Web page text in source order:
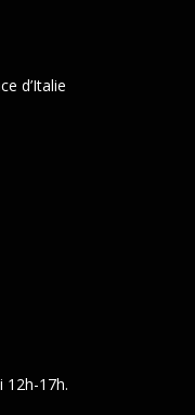
d’Italie
12h-17h.